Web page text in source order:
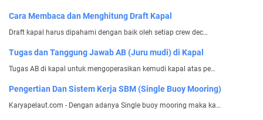
Cara Membaca dan Menghitung Draft Kapal
Draft kapal harus dipahami dengan baik oleh setiap crew dec…
Tugas dan Tanggung Jawab AB (Juru mudi) di Kapal
Tugas AB di kapal untuk mengoperasikan kemudi kapal atas pe…
Pengertian Dan Sistem Kerja SBM (Single Buoy Mooring)
Karyapelaut.com - Dengan adanya Single buoy mooring maka ka…